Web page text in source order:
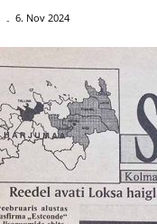
- 6. Nov 2024